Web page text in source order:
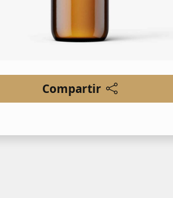
Compartir